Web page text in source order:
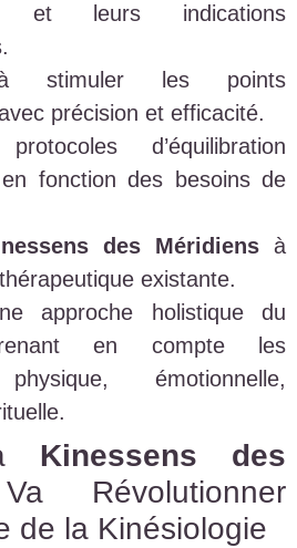
et leurs indications
à stimuler les points
précision et efficacité.
d’équilibration
en fonction des besoins de
des Méridiens à
existante.
approche holistique du
en compte les
émotionnelle,
Kinessens des
Révolutionner
de la Kinésiologie